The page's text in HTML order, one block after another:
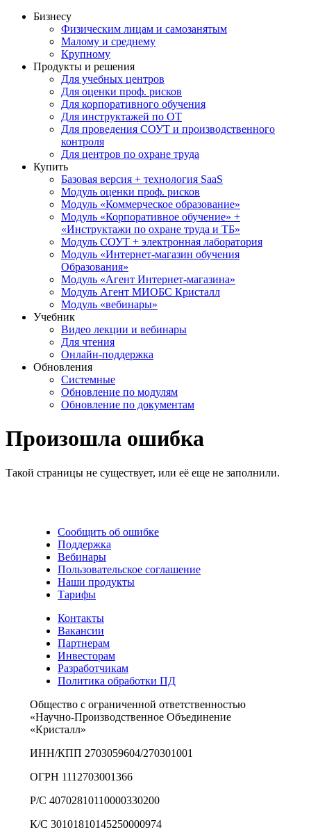
Бизнесу
Физическим лицам и самозанятым
Малому и среднему
Крупному
Продукты и решения
Для учебных центров
Для оценки проф. рисков
Для корпоративного обучения
Для инструктажей по ОТ
Для проведения СОУТ и производственного
контроля
Для центров по охране труда
Купить
Базовая версия + технология SaaS
Модуль оценки проф. рисков
Модуль «Коммерческое образование»
Модуль «Корпоративное обучение» +
«Инструктажи по охране труда и ТБ»
Модуль СОУТ + электронная лаборатория
Модуль «Интернет-магазин обучения
Образования»
Модуль «Агент Интернет-магазина»
Модуль Агент МИОБС Кристалл
Модуль «вебинары»
Учебник
Видео лекции и вебинары
Для чтения
Онлайн-поддержка
Обновления
Системные
Обновление по модулям
Обновление по документам
Произошла ошибка
Такой страницы не существует, или её еще не заполнили.
Сообщить об ошибке
Поддержка
Вебинары
Пользовательское соглашение
Наши продукты
Тарифы
Контакты
Вакансии
Партнерам
Инвесторам
Разработчикам
Политика обработки ПД
Общество с ограниченной ответственностью
«Научно-Производственное Объединение
«Кристалл»
ИНН/КПП 2703059604/270301001
ОГРН 1112703001366
Р/С 40702810110000330200
К/С 30101810145250000974